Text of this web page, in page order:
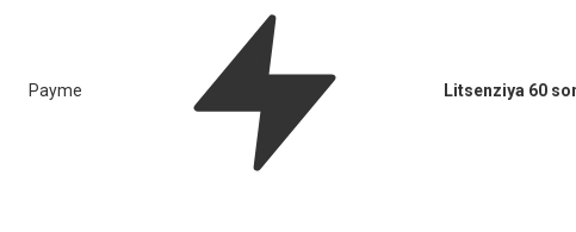
Payme Litsenziya 60